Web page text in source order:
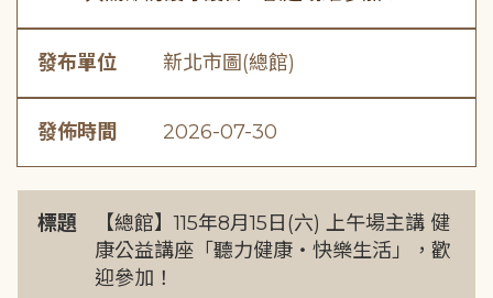
發布單位 新北市圖(總館)
發佈時間 2026-07-30
標題
【總館】115年8月15日(六) 上午場主講 健
康公益講座「聽力健康・快樂生活」，歡
迎參加！